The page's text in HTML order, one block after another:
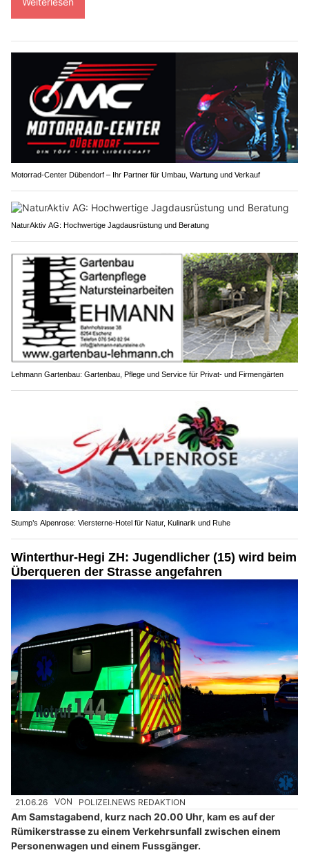
Motorrad-Center Dübendorf – Ihr Partner für Umbau, Wartung und Verkauf
NaturAktiv AG: Hochwertige Jagdausrüstung und Beratung
Lehmann Gartenbau: Gartenbau, Pflege und Service für Privat- und Firmengärten
Stump’s Alpenrose: Viersterne-Hotel für Natur, Kulinarik und Ruhe
Winterthur-Hegi ZH: Jugendlicher (15) wird beim
Überqueren der Strasse angefahren
21.06.26 VON POLIZEI.NEWS REDAKTION
Am Samstagabend, kurz nach 20.00 Uhr, kam es auf der
Rümikerstrasse zu einem Verkehrsunfall zwischen einem
Personenwagen und einem Fussgänger.